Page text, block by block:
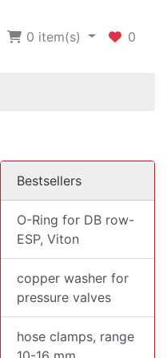
0 item(s) 0
Bestsellers
O-Ring for DB row-
ESP, Viton
copper washer for
pressure valves
hose clamps, range